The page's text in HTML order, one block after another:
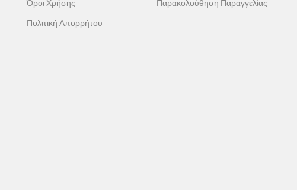
Όροι Χρήσης
Πολιτική Απορρήτου
Παρακολούθηση Παραγγελίας